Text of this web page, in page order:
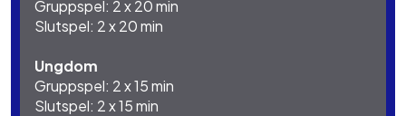
Gruppspel: 2 x 20 min
Slutspel: 2 x 20 min
Ungdom
Gruppspel: 2 x 15 min
Slutspel: 2 x 15 min